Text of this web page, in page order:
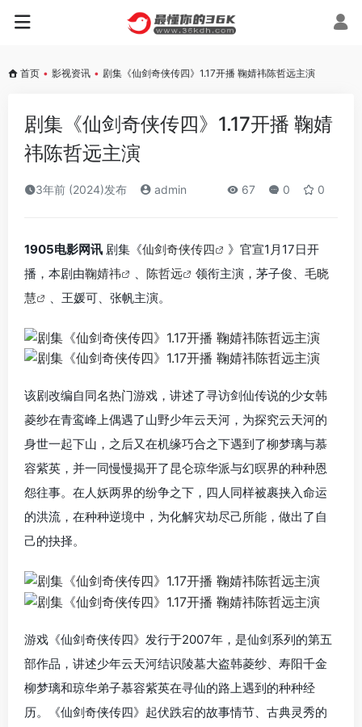
首页 • 影视资讯 • 剧集《仙剑奇侠传四》1.17开播 鞠婧祎陈哲远主演
剧集《仙剑奇侠传四》1.17开播 鞠婧
祎陈哲远主演
3年前 (2024)发布 admin 67 0 0
1905电影网讯 剧集《仙剑奇侠传四
》官宣1月17日开
播，本剧由鞠婧祎 、 陈哲远 领衔主演，茅子俊、 毛晓
慧
、王媛可、张帆主演。
该剧改编自同名热门游戏，讲述了寻访剑仙传说的少女韩
菱纱在青鸾峰上偶遇了山野少年云天河，为探究云天河的
身世一起下山，之后又在机缘巧合之下遇到了柳梦璃与慕
容紫英，并一同慢慢揭开了昆仑琼华派与幻暝界的种种恩
怨往事。在人妖两界的纷争之下，四人同样被裹挟入命运
的洪流，在种种逆境中，为化解灾劫尽己所能，做出了自
己的抉择。
游戏《仙剑奇侠传四》发行于2007年，是仙剑系列的第五
部作品，讲述少年云天河结识陵墓大盗韩菱纱、寿阳千金
柳梦璃和琼华弟子慕容紫英在寻仙的路上遇到的种种经
历。《仙剑奇侠传四》起伏跌宕的故事情节、古典灵秀的